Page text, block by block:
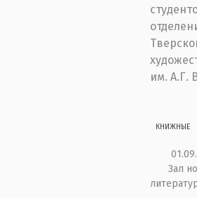
им. А.Г.
КНИЖНЫЕ
Зал